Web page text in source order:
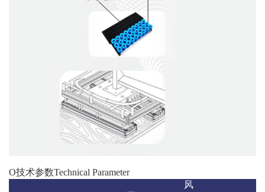
O技术参数Technical Parameter
风